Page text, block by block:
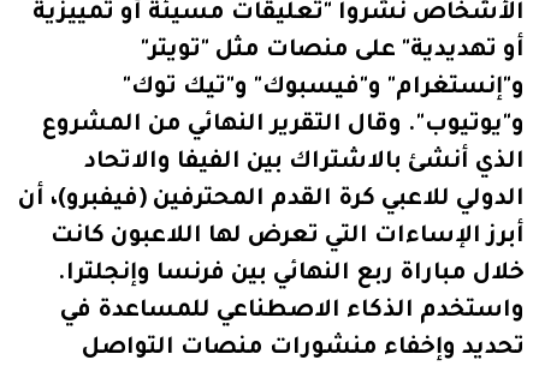
الأشخاص نشروا "تعليقات مسيئة أو تمييزية
أو تهديدية" على منصات مثل "تويتر"
و"إنستغرام" و"فيسبوك" و"تيك توك"
و"يوتيوب". وقال التقرير النهائي من المشروع
الذي أنشئ بالاشتراك بين الفيفا والاتحاد
الدولي للاعبي كرة القدم المحترفين (فيفبرو)، أن
أبرز الإساءات التي تعرض لها اللاعبون كانت
خلال مباراة ربع النهائي بين فرنسا وإنجلترا.
واستخدم الذكاء الاصطناعي للمساعدة في
تحديد وإخفاء منشورات منصات التواصل